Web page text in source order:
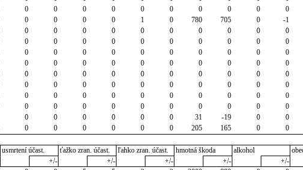
0 0 0 0 0 0 0 0 0 0
0 0 0 0 1 0 780 705 0 -1
0 0 0 0 0 0 0 0 0 0
0 0 0 0 0 0 0 0 0 0
0 0 0 0 0 0 0 0 0 0
0 0 0 0 0 0 0 0 0 0
0 0 0 0 0 0 0 0 0 0
0 0 0 0 0 0 0 0 0 0
0 0 0 0 0 0 0 0 0 0
0 0 0 0 0 0 0 0 0 0
0 0 0 0 0 0 31 -19 0 0
0 0 0 0 0 0 205 165 0 0
usmrtení účast. ťažko zran. účast. ľahko zran. účast. hmotná škoda alkohol
+/- +/- +/- +/- +/-